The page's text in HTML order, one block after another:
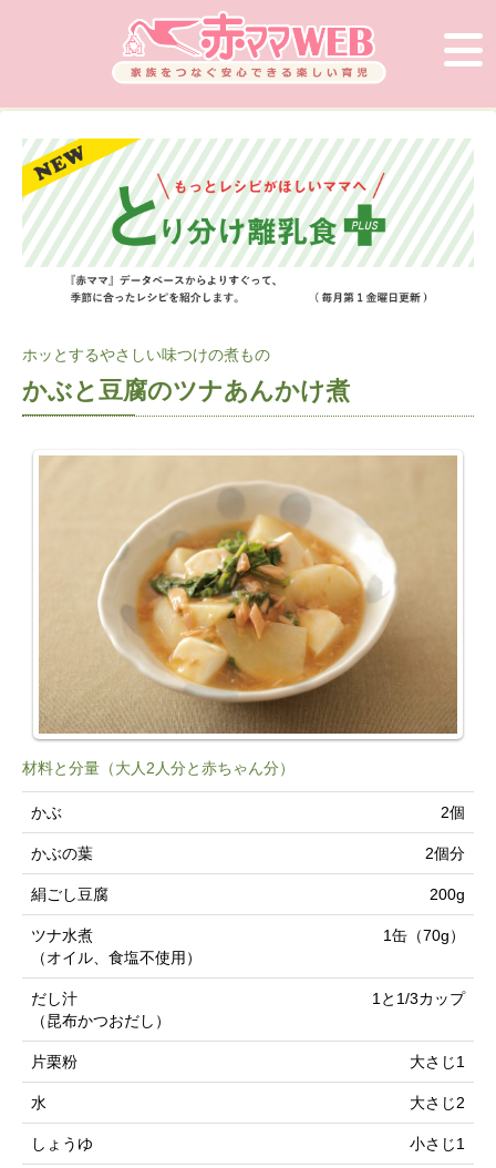
ホッとするやさしい味つけの煮もの
かぶと豆腐のツナあんかけ煮
材料と分量（大人2人分と赤ちゃん分）
かぶ 2個
かぶの葉 2個分
絹ごし豆腐 200g
ツナ水煮
（オイル、食塩不使用）
1缶（70g）
だし汁
（昆布かつおだし）
1と1/3カップ
片栗粉 大さじ1
水 大さじ2
しょうゆ 小さじ1